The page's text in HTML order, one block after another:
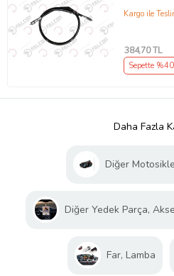
Kargo ile
384,70 TL
Sepette
Daha Fazla
Diğer
Diğer Yedek Parça,
Far, Lamba